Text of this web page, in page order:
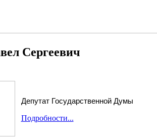
Сергеевич
Депутат Государственной Думы
Подробности...